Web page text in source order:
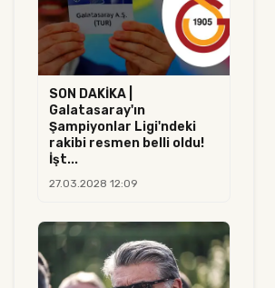
SON DAKİKA |
Galatasaray'ın
Şampiyonlar Ligi'ndeki
rakibi resmen belli oldu!
İşt...
27.03.2028 12:09